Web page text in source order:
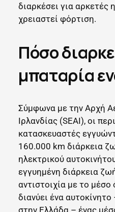
διαρκέσει για αρκετές
χρειαστεί φόρτιση.
Πόσο
μπαταρία
Σύμφωνα με την Αρχή
Ιρλανδίας (SEAI), οι
κατασκευαστές
160.000 km διάρκεια
ηλεκτρικού
εγγυημένη διάρκεια
αντιστοιχία με το
διανύει ένα